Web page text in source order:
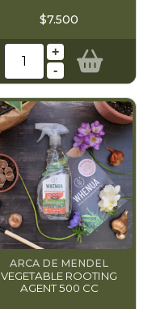
$7.500
+
-
ARCA DE MENDEL
VEGETABLE ROOTING
AGENT 500 CC